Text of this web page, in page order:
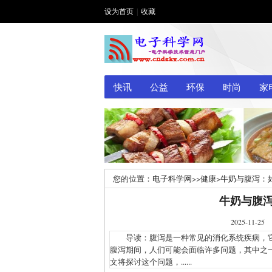
设为首页 收藏
快讯 公益 环保 时尚 家
您的位置： 电子科学网>>健康>牛奶与腹泻：
牛奶与腹
2025-11-
导读：腹泻是一种常见的消化系统疾病，
腹泻期间，人们可能会面临许多问题，其中
文将探讨这个问题，......